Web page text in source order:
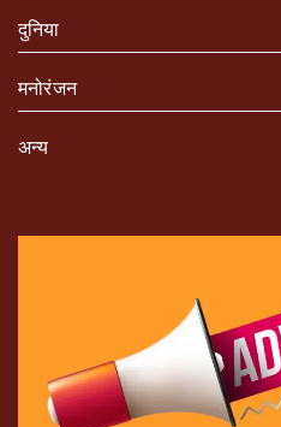
दुनिया
मनोरंजन
अन्य